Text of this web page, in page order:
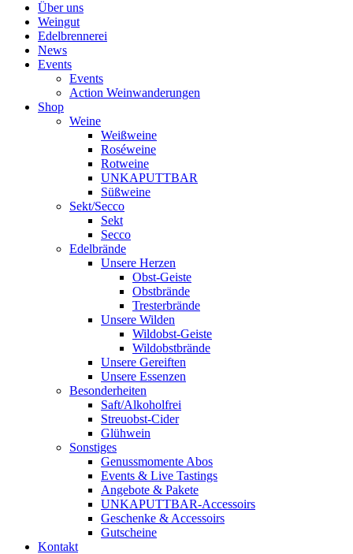
Über uns
Weingut
Edelbrennerei
News
Events
Events
Action Weinwanderungen
Shop
Weine
Weißweine
Roséweine
Rotweine
UNKAPUTTBAR
Süßweine
Sekt/Secco
Sekt
Secco
Edelbrände
Unsere Herzen
Obst-Geiste
Obstbrände
Tresterbrände
Unsere Wilden
Wildobst-Geiste
Wildobstbrände
Unsere Gereiften
Unsere Essenzen
Besonderheiten
Saft/Alkoholfrei
Streuobst-Cider
Glühwein
Sonstiges
Genussmomente Abos
Events & Live Tastings
Angebote & Pakete
UNKAPUTTBAR-Accessoirs
Geschenke & Accessoirs
Gutscheine
Kontakt